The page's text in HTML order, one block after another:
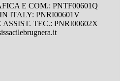
E COM.: PNTF00601Q
ITALY: PNRI00601V
TEC.: PNRI00602X